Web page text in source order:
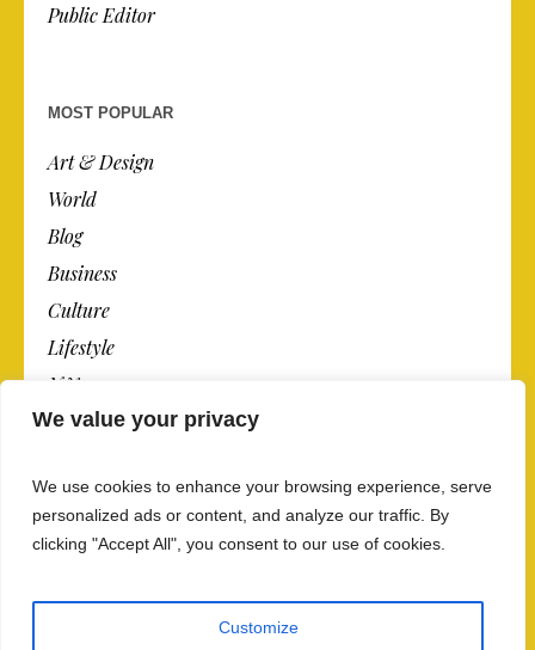
We value your privacy
We use cookies to enhance your browsing experience, serve
personalized ads or content, and analyze our traffic. By
clicking "Accept All", you consent to our use of cookies.
Customize
Public Editor
MOST POPULAR
Art & Design
World
Blog
Business
Culture
Lifestyle
N.Y.
Newspaper
Post